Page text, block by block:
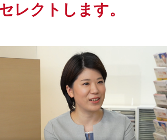
レクトします。